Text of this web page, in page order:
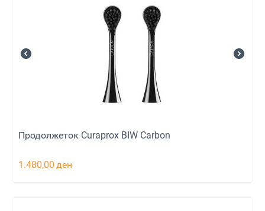
Продолжеток Curaprox BIW Carbon
1.480,00 ден